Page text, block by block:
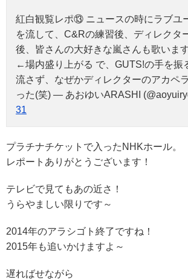
紅白観覧レポ⑬ ニュースの時にラブユ
を流して、C&Rの練習後、ディレクタ
後、皆さんの大好きな嵐さんも歌いま
←場内盛り上がる で、GUTS!の手を振
流さず、なぜかディレクターのアカペ
った(笑) — あおゆいARASHI
31
プラチナチケットで入ったNHKホール。
レポートありがとうございます！
テレビで見てもあの近さ！
うらやましい限りです～
2014年のアラシゴト終了ですね！
2015年も追いかけますよ～
遅ればせながら